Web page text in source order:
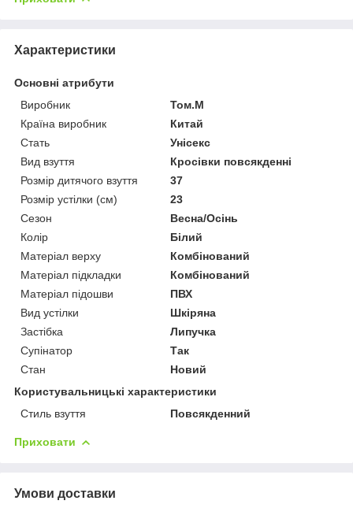
Характеристики
Основні атрибути
Виробник
Том.М
Країна виробник
Китай
Стать
Унісекс
Вид взуття
Кросівки повсякденні
Розмір дитячого взуття
37
Розмір устілки (см)
23
Сезон
Весна/Осінь
Колір
Білий
Матеріал верху
Комбінований
Матеріал підкладки
Комбінований
Матеріал підошви
ПВХ
Вид устілки
Шкіряна
Застібка
Липучка
Супінатор
Так
Стан
Новий
Користувальницькі характеристики
Стиль взуття
Повсякденний
Приховати
Умови доставки